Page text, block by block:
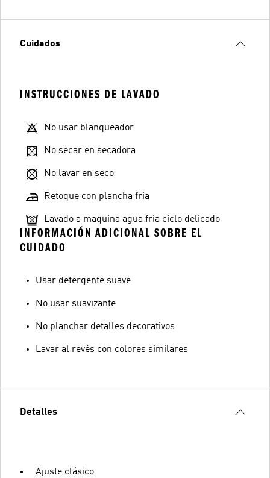
Cuidados
INSTRUCCIONES DE LAVADO
No usar blanqueador
No secar en secadora
No lavar en seco
Retoque con plancha fria
Lavado a maquina agua fria ciclo delicado
INFORMACIÓN ADICIONAL SOBRE EL
CUIDADO
Usar detergente suave
No usar suavizante
No planchar detalles decorativos
Lavar al revés con colores similares
Detalles
Ajuste clásico